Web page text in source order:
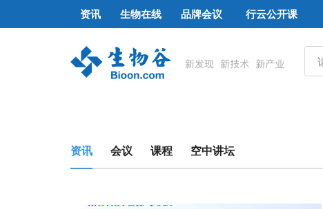
资讯 生物在线 品牌会议 行云公开课
资讯 会议 课程 空中讲坛